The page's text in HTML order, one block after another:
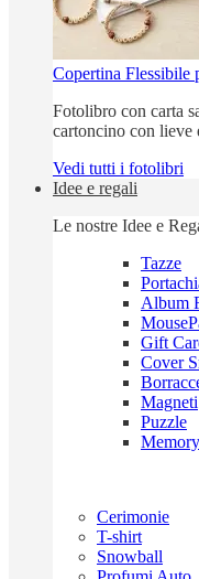
Copertina Flessibile
Fotolibro con carta
cartoncino con lieve
Vedi tutti i fotolibri
Idee e regali
Le nostre Idee e
Tazze
Album
Gift
Cover
Magneti
Puzzle
Memory
Cerimonie
T-shirt
Snowball